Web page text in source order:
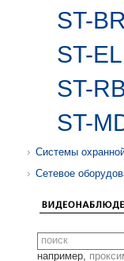
ST-
ST-
ST-
ST-
Системы
Сетевое
например,